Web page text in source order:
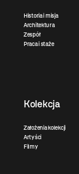
Historia i misja
Architektura
Zespół
Praca i staże
Kolekcja
Założenia kolekcji
Artyści
Filmy